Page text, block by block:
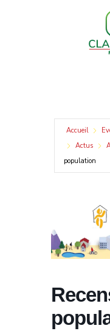
Accueil
Actus
population